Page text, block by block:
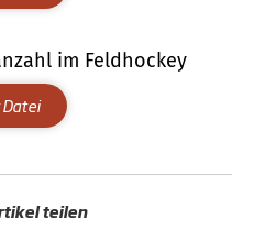
im Feldhockey
teilen